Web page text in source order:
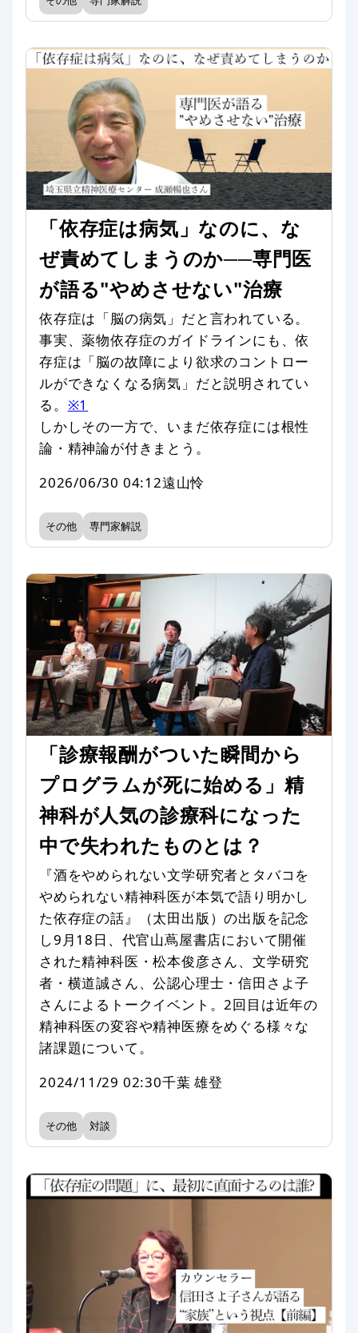
「依存症は病気」なのに、な
ぜ責めてしまうのか──専門医
が語る"やめさせない"治療
依存症は「脳の病気」だと言われている。
事実、薬物依存症のガイドラインにも、依
存症は「脳の故障により欲求のコントロー
ルができなくなる病気」だと説明されてい
る。 ※1
しかしその一方で、いまだ依存症には根性
論・精神論が付きまとう。
2026/06/30 04:12遠山怜
その他 専門家解説
「診療報酬がついた瞬間から
プログラムが死に始める」精
神科が人気の診療科になった
中で失われたものとは？
『酒をやめられない文学研究者とタバコを
やめられない精神科医が本気で語り明かし
た依存症の話』（太田出版）の出版を記念
し9月18日、代官山蔦屋書店において開催
された精神科医・松本俊彦さん、文学研究
者・横道誠さん、公認心理士・信田さよ子
さんによるトークイベント。2回目は近年の
精神科医の変容や精神医療をめぐる様々な
諸課題について。
2024/11/29 02:30千葉 雄登
その他 対談